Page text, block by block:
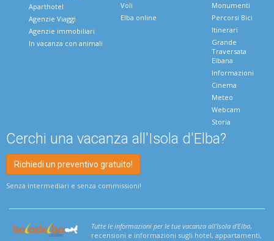
Aparthotel
Agenzie Viaggi
Agenzie immobiliari
In vacanza con animali
Voli
Elba online
Monumenti
Percorsi Bici
Itinerari
Grande
Traversata
Elbana
Informazioni
Cinema
Meteo
Webcam
Storia
Cerchi una vacanza all'Isola d'Elba?
Richiedi un preventivo gratuito!
Senza intermediari e senza commissioni!
Tutte le informazioni per le tue vacanza all'Isola d'Elba,
recensioni e informazioni sugli hotel, appartamenti,